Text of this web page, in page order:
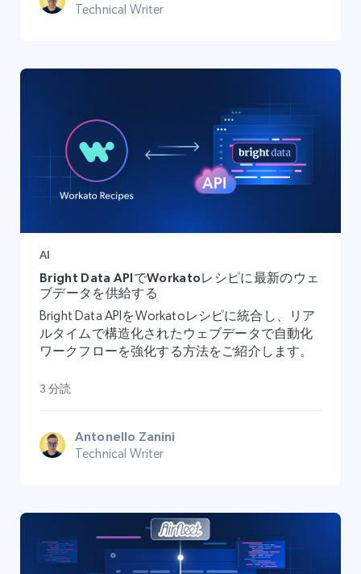
Technical Writer
AI
Bright Data APIでWorkatoレシピに最新のウェ
ブデータを供給する
Bright Data APIをWorkatoレシピに統合し、リア
ルタイムで構造化されたウェブデータで自動化
ワークフローを強化する方法をご紹介します。
3 分読
Antonello Zanini
Technical Writer